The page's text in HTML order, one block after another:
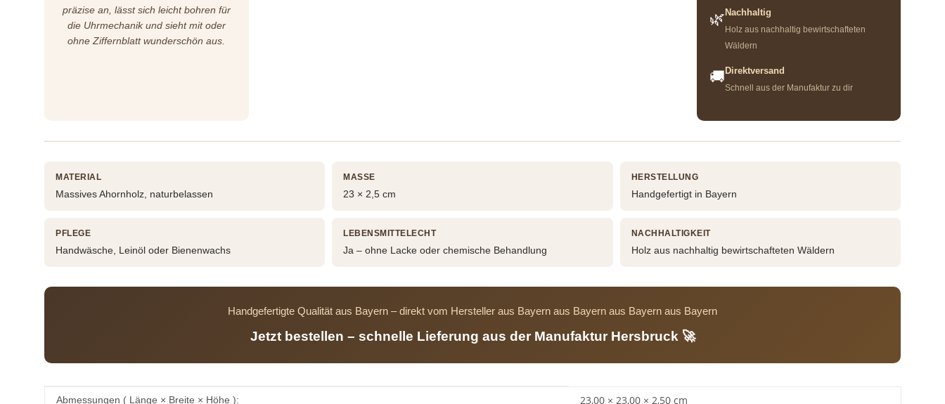
präzise an, lässt sich leicht bohren für
die Uhrmechanik und sieht mit oder
ohne Ziffernblatt wunderschön aus.
🌿 Nachhaltig
Holz aus nachhaltig bewirtschafteten
Wäldern
🚚 Direktversand
Schnell aus der Manufaktur zu dir
MATERIAL
Massives Ahornholz, naturbelassen
MASSE
23 × 2,5 cm
HERSTELLUNG
Handgefertigt in Bayern
PFLEGE
Handwäsche, Leinöl oder Bienenwachs
LEBENSMITTELECHT
Ja – ohne Lacke oder chemische Behandlung
NACHHALTIGKEIT
Holz aus nachhaltig bewirtschafteten Wäldern
Handgefertigte Qualität aus Bayern – direkt vom Hersteller aus Bayern aus Bayern aus Bayern aus Bayern
Jetzt bestellen – schnelle Lieferung aus der Manufaktur Hersbruck 🚀
Produkteigenschaft
Wert
Abmessungen ( Länge × Breite × Höhe ): 23,00 × 23,00 × 2,50 cm